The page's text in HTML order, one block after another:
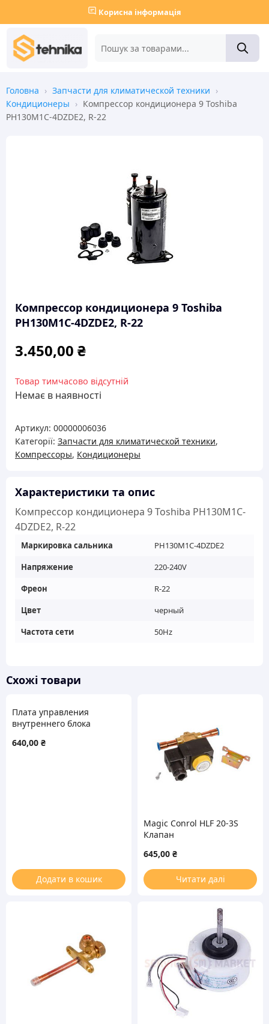
Корисна інформація
Головна › Запчасти для климатической техники ›
Кондиционеры › Компрессор кондиционера 9 Toshiba
PH130M1C-4DZDE2, R-22
Компрессор кондиционера 9 Toshiba
PH130M1C-4DZDE2, R-22
3.450,00 ₴
Товар тимчасово відсутній
Немає в наявності
Артикул: 00000006036
Категорії: Запчасти для климатической техники,
Компрессоры, Кондиционеры
Характеристики та опис
Компрессор кондиционера 9 Toshiba PH130M1C-
4DZDE2, R-22
Маркировка сальника
PH130M1C-4DZDE2
Напряжение
220-240V
Фреон
R-22
Цвет
черный
Частота сети
50Hz
Схожі товари
Плата управления
внутреннего блока
Cooper&Hunter (C&H)
640,00 ₴
Додати в кошик
Magic Conrol HLF 20-3S
Клапан
для кондиционера
645,00 ₴
Читати далі